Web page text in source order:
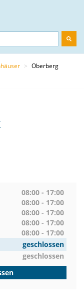
> Oberberg
08:00 - 17:00
08:00 - 17:00
08:00 - 17:00
08:00 - 17:00
08:00 - 17:00
geschlossen
geschlossen